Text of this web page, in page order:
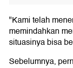
"Kami telah
memindahkan
situasinya bisa
Sebelumnya,